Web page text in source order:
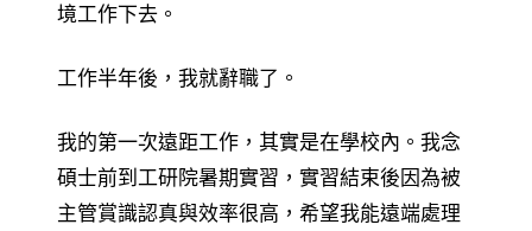
境工作下去。
工作半年後，我就辭職了。
我的第一次遠距工作，其實是在學校內。我念
碩士前到工研院暑期實習，實習結束後因為被
主管賞識認真與效率很高，希望我能遠端處理